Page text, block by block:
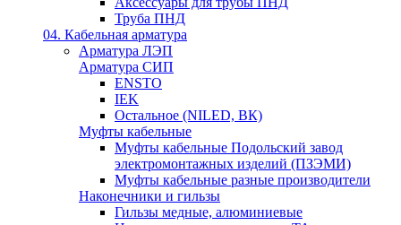
Труба ПНД
04. Кабельная арматура
Арматура ЛЭП
Арматура СИП
ENSTO
IEK
Остальное (NILED, ВК)
Муфты кабельные
Муфты кабельные Подольский завод
электромонтажных изделий (ПЗЭМИ)
Муфты кабельные разные производители
Наконечники и гильзы
Гильзы медные, алюминиевые